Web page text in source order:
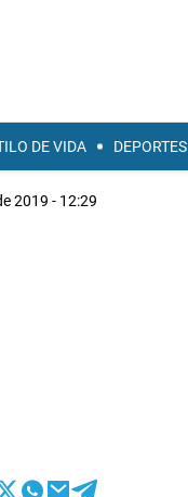
DE VIDA DEPORTES
2019 - 12:29